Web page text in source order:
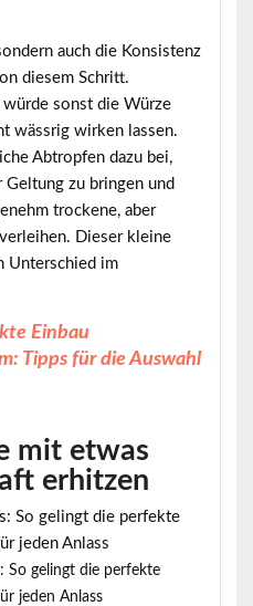
auch die Konsistenz
diesem Schritt.
sonst die Würze
wässrig wirken lassen.
Abtropfen dazu bei,
Geltung zu bringen und
trockene, aber
Dieser kleine
Unterschied im
Einbau
Tipps für die Auswahl
mit etwas
erhitzen
So gelingt die perfekte
jeden Anlass